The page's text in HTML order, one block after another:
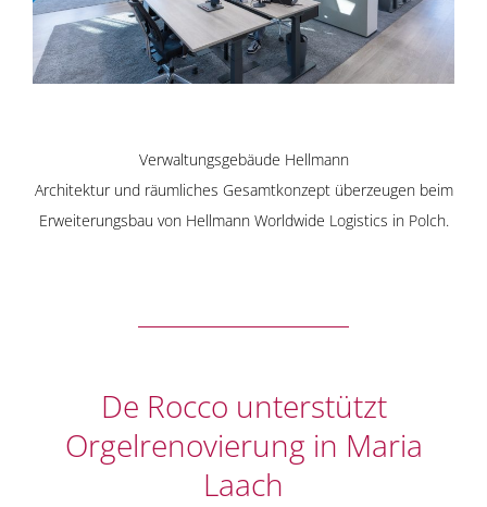
Verwaltungsgebäude Hellmann
Architektur und räumliches Gesamtkonzept überzeugen beim
Erweiterungsbau von Hellmann Worldwide Logistics in Polch.
De Rocco unterstützt
Orgelrenovierung in Maria
Laach